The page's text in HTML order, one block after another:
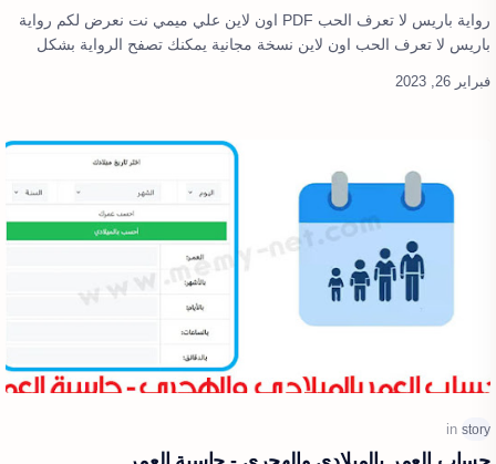
رواية باريس لا تعرف الحب PDF اون لاين علي ميمي نت نعرض لكم رواية
باريس لا تعرف الحب اون لاين نسخة مجانية يمكنك تصفح الرواية بشكل